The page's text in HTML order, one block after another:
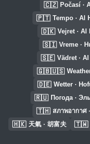
🇨🇿 Počasí ·
🇵🇹 Tempo · Al
🇩🇰 Vejret · Al
🇸🇮 Vreme ·
🇸🇪 Vädret ·
🇬🇧🇺🇸
🇩🇪 Wetter ·
🇷🇺 Погода ·
🇹🇭 สภาพอากาศ
🇭🇰 天氣 · 胡富夫 🇹🇼